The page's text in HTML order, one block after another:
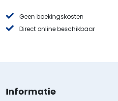
Geen boekingskosten
Direct online beschikbaar
Informatie